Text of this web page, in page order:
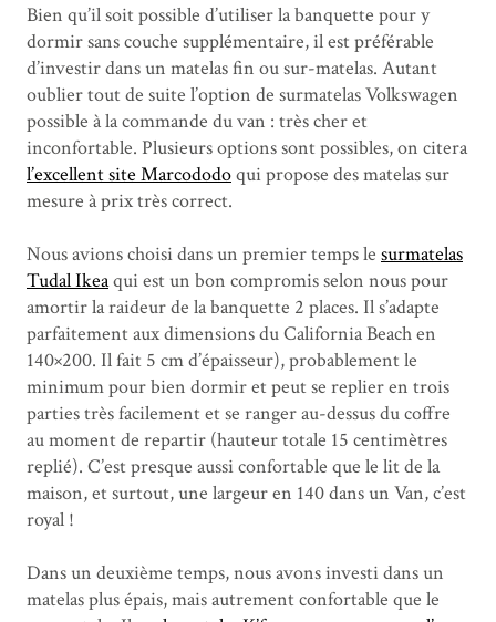
Bien qu’il soit possible d’utiliser la banquette pour y
dormir sans couche supplémentaire, il est préférable
d’investir dans un matelas fin ou sur-matelas. Autant
oublier tout de suite l’option de surmatelas Volkswagen
possible à la commande du van : très cher et
inconfortable. Plusieurs options sont possibles, on citera
l’excellent site Marcododoqui propose des matelas sur
mesure à prix très correct.
Nous avions choisi dans un premier temps le surmatelas
Tudal Ikeaqui est un bon compromis selon nous pour
amortir la raideur de la banquette 2 places. Il s’adapte
parfaitement aux dimensions du California Beach en
140×200. Il fait 5 cm d’épaisseur), probablement le
minimum pour bien dormir et peut se replier en trois
parties très facilement et se ranger au-dessus du coffre
au moment de repartir (hauteur totale 15 centimètres
replié). C’est presque aussi confortable que le lit de la
maison, et surtout, une largeur en 140 dans un Van, c’est
royal !
Dans un deuxième temps, nous avons investi dans un
matelas plus épais, mais autrement confortable que le